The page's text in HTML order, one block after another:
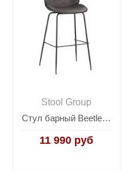
Stool Group
Стул барный Beetle PU со спинкой серый
11 990 руб